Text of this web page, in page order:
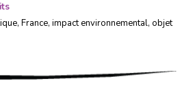
, France, impact environnemental, objet